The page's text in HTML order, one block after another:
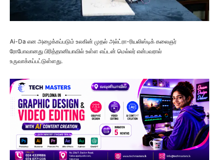
Ai-Da என அழைக்கப்படும் உலகின் முதல் அல்ட்ரா-ரியலிஸ்டிக் கலைஞர்
ரோபோவானது பிரித்தானியாவில் உள்ள எய்டன் மெல்லர் என்பவரால்
உருவாக்கப்பட்டுள்ளது.